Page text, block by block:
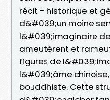
récit - historique et
d&#039;un moine
l&#039;imaginaire
ameutèrent et
figures de
l&#039;âme
bouddhiste. Cette